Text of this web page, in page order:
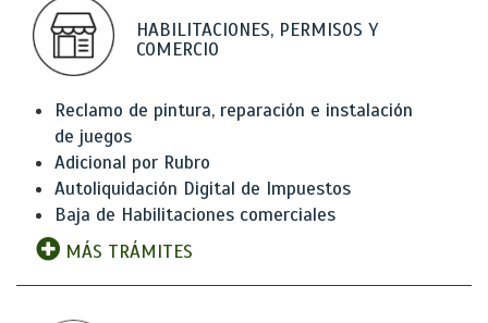
HABILITACIONES, PERMISOS Y
COMERCIO
Reclamo de pintura, reparación e instalación
de juegos
Adicional por Rubro
Autoliquidación Digital de Impuestos
Baja de Habilitaciones comerciales
MÁS TRÁMITES